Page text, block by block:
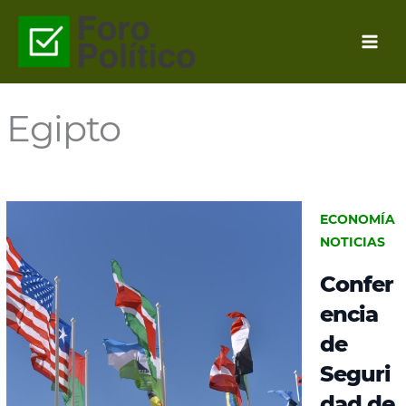
contenido
Egipto
ECONOMÍA
NOTICIAS
Confer
encia
de
Seguri